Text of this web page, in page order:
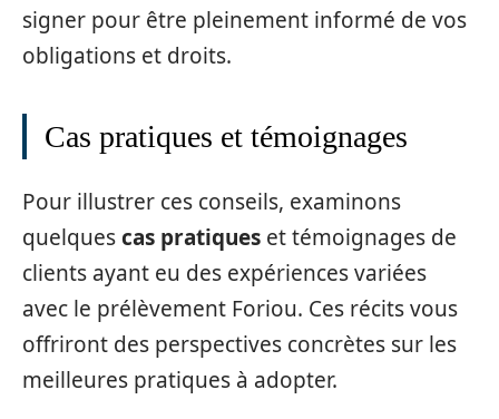
signer pour être pleinement informé de vos
obligations et droits.
Cas pratiques et témoignages
Pour illustrer ces conseils, examinons
quelquescas pratiques et témoignages de
clients ayant eu des expériences variées
avec le prélèvement Foriou. Ces récits vous
offriront des perspectives concrètes sur les
meilleures pratiques à adopter.